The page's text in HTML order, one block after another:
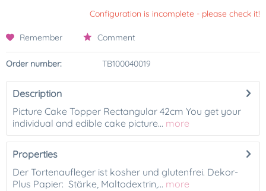
Configuration is incomplete - please check it!
Remember Comment
Order number: TB100040019
Description
Picture Cake Topper Rectangular 42cm You get your
individual and edible cake picture... more
Properties
Der Tortenaufleger ist kosher und glutenfrei. Dekor-
Plus Papier: Stärke, Maltodextrin,... more